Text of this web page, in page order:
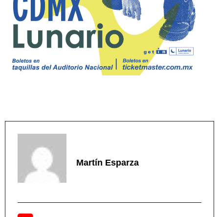
Martín Esparza